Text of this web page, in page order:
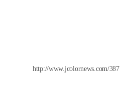
http://www.jcolornews.com/387